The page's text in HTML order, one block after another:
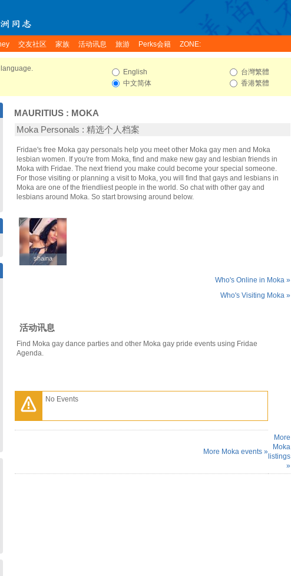
交友社区 家族 活动讯息 旅游 Perks会籍 ZONE:
English
中文简体
台灣繁體
香港繁體
MAURITIUS : MOKA
Moka Personals : 精选个人档案
Fridae's free Moka gay personals help you meet other Moka gay men and Moka
lesbian women. If you're from Moka, find and make new gay and lesbian friends in
Moka with Fridae. The next friend you make could become your special someone.
For those visiting or planning a visit to Moka, you will find that gays and lesbians in
Moka are one of the friendliest people in the world. So chat with other gay and
lesbians around Moka. So start browsing around below.
shaina
shaina
Who's Online in Moka »
Who's Visiting Moka »
活动讯息
Find Moka gay dance parties and other Moka gay pride events using Fridae
Agenda.
No Events
More Moka events »
More
Moka
listings
»